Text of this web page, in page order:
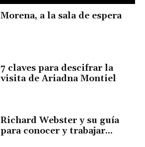
Morena, a la sala de espera
7 claves para descifrar la
visita de Ariadna Montiel
Richard Webster y su guía
para conocer y trabajar...